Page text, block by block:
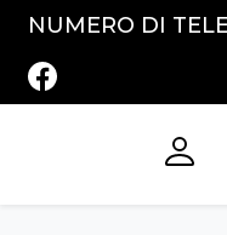
Vai al contenuto
NUMERO DI
FACEBOOK